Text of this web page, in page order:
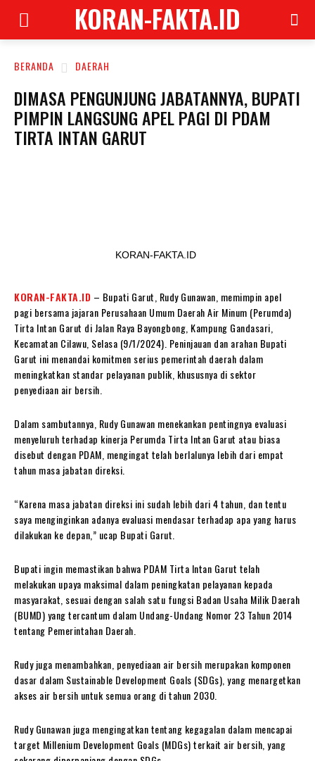
KORAN-FAKTA.ID
BERANDA DAERAH
DIMASA PENGUNJUNG JABATANNYA, BUPATI
PIMPIN LANGSUNG APEL PAGI DI PDAM
TIRTA INTAN GARUT
KORAN-FAKTA.ID
KORAN-FAKTA.ID – Bupati Garut, Rudy Gunawan, memimpin apel
pagi bersama jajaran Perusahaan Umum Daerah Air Minum (Perumda)
Tirta Intan Garut di Jalan Raya Bayongbong, Kampung Gandasari,
Kecamatan Cilawu, Selasa (9/1/2024). Peninjauan dan arahan Bupati
Garut ini menandai komitmen serius pemerintah daerah dalam
meningkatkan standar pelayanan publik, khususnya di sektor
penyediaan air bersih.
Dalam sambutannya, Rudy Gunawan menekankan pentingnya evaluasi
menyeluruh terhadap kinerja Perumda Tirta Intan Garut atau biasa
disebut dengan PDAM, mengingat telah berlalunya lebih dari empat
tahun masa jabatan direksi.
“Karena masa jabatan direksi ini sudah lebih dari 4 tahun, dan tentu
saya menginginkan adanya evaluasi mendasar terhadap apa yang harus
dilakukan ke depan,” ucap Bupati Garut.
Bupati ingin memastikan bahwa PDAM Tirta Intan Garut telah
melakukan upaya maksimal dalam peningkatan pelayanan kepada
masyarakat, sesuai dengan salah satu fungsi Badan Usaha Milik Daerah
(BUMD) yang tercantum dalam Undang-Undang Nomor 23 Tahun 2014
tentang Pemerintahan Daerah.
Rudy juga menambahkan, penyediaan air bersih merupakan komponen
dasar dalam Sustainable Development Goals (SDGs), yang menargetkan
akses air bersih untuk semua orang di tahun 2030.
Rudy Gunawan juga mengingatkan tentang kegagalan dalam mencapai
target Millenium Development Goals (MDGs) terkait air bersih, yang